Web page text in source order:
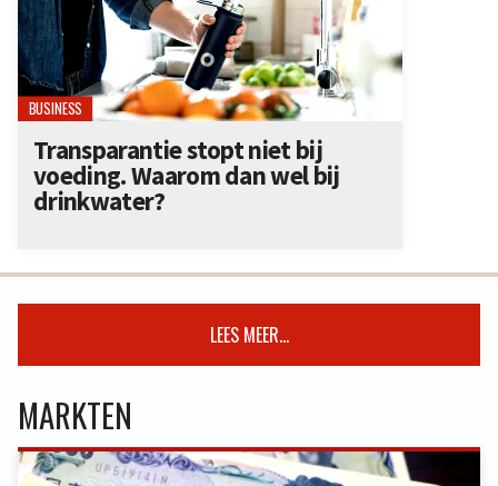
BUSINESS
Transparantie stopt niet bij
voeding. Waarom dan wel bij
drinkwater?
LEES MEER...
MARKTEN